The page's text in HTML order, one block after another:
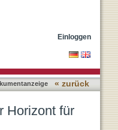
Einloggen
« zurück
Horizont für